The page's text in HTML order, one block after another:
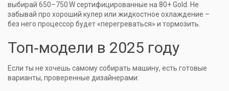
выбирай 650–750 W сертифицированные на 80+ Gold. Не
забывай про хороший кулер или жидкостное охлаждение –
без него процессор будет «перегреваться» и тормозить.
Топ‑модели в 2025 году
Если ты не хочешь самому собирать машину, есть готовые
варианты, проверенные дизайнерами: